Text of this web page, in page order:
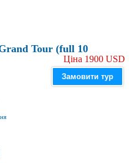
Tour (full 10
Ціна 1900 USD
Замовити тур